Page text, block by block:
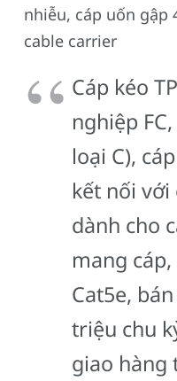
nhiễu, cáp uốn gập
cable carrier
Cáp kéo
nghiệp
loại C),
kết nối với
dành cho
mang
Cat5e,
triệu chu
giao hàng